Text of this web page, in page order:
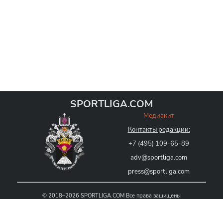
SPORTLIGA.COM
Медиакит
Контакты редакции:
+7 (495) 109-65-89
adv@sportliga.com
press@sportliga.com
© 2018–2026 SPORTLIGA.COM Все права защищены